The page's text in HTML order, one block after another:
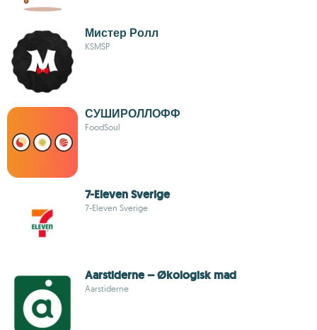
Мистер Ролл
KSMSP
СУШИРОЛЛОФФ
FoodSoul
7-Eleven Sverige
7-Eleven Sverige
Aarstiderne – Økologisk mad
Aarstiderne